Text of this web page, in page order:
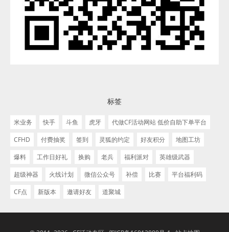
标签
米业务 快手 斗鱼 虎牙
代做CF活动网站 低价自助下单平台
CFHD
付费抽奖 签到 灵狐的约定 好友积分
地图工坊
爆料
工作日好礼 换购 老兵 福利派对
英雄级武器
超级神器
火线计划 微信公众号 补偿 比赛
平台福利码
CF点
新版本 邀请好友 道聚城